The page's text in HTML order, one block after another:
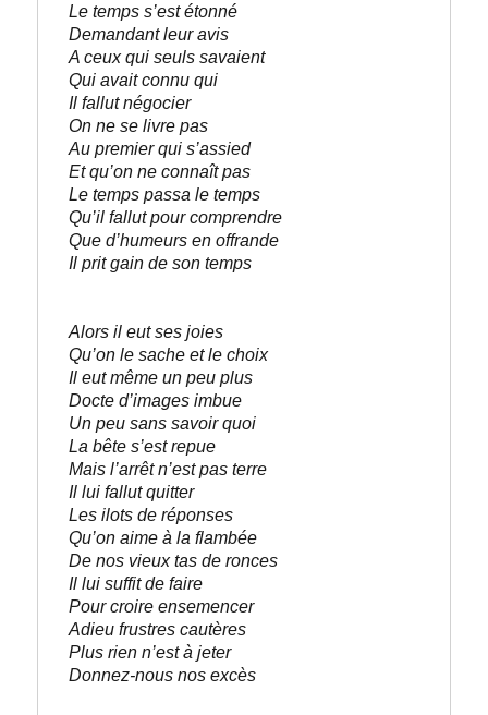
Le temps s’est étonné
Demandant leur avis
A ceux qui seuls savaient
Qui avait connu qui
Il fallut négocier
On ne se livre pas
Au premier qui s’assied
Et qu’on ne connaît pas
Le temps passa le temps
Qu’il fallut pour comprendre
Que d’humeurs en offrande
Il prit gain de son temps
Alors il eut ses joies
Qu’on le sache et le choix
Il eut même un peu plus
Docte d’images imbue
Un peu sans savoir quoi
La bête s’est repue
Mais l’arrêt n’est pas terre
Il lui fallut quitter
Les ilots de réponses
Qu’on aime à la flambée
De nos vieux tas de ronces
Il lui suffit de faire
Pour croire ensemencer
Adieu frustres cautères
Plus rien n’est à jeter
Donnez-nous nos excès